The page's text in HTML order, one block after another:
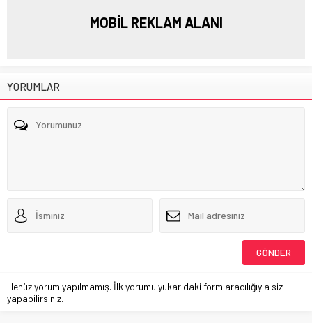
MOBİL REKLAM ALANI
YORUMLAR
Henüz yorum yapılmamış. İlk yorumu yukarıdaki form aracılığıyla siz
yapabilirsiniz.